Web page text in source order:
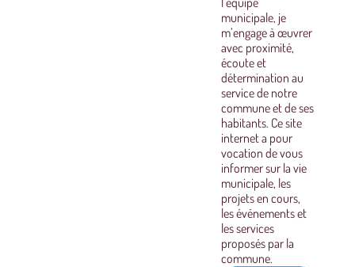
municipale, je
m’engage à œuvrer
avec proximité,
écoute et
détermination au
service de notre
commune et de ses
habitants. Ce site
internet a pour
vocation de vous
informer sur la vie
municipale, les
projets en cours,
les événements et
les services
proposés par la
commune.